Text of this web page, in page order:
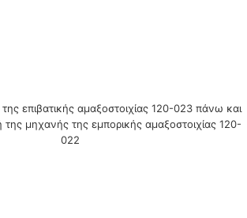
επιβατικής αμαξοστοιχίας 120-023 πάνω και
μηχανής της εμπορικής αμαξοστοιχίας 120-
022